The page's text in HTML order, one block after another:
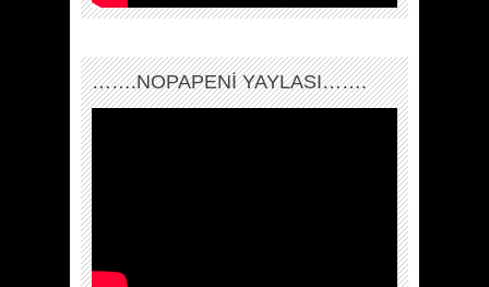
…….NOPAPENİ YAYLASI…….